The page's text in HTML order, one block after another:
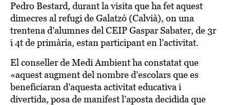
Pedro Bestard, durant la visita que ha fet aquest
dimecres al refugi de Galatzó (Calvià), on una
trentena d’alumnes del CEIP Gaspar Sabater, de 3r
i 4t de primària, estan participant en l’activitat.
El conseller de Medi Ambient ha constatat que
«aquest augment del nombre d’escolars que es
beneficiaran d’aquesta activitat educativa i
divertida, posa de manifest l’aposta decidida que